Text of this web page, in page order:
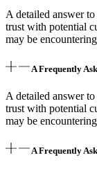
A detailed answer
trust with potential
may be encountering
A Frequently
A detailed answer
trust with potential
may be encountering
A Frequently